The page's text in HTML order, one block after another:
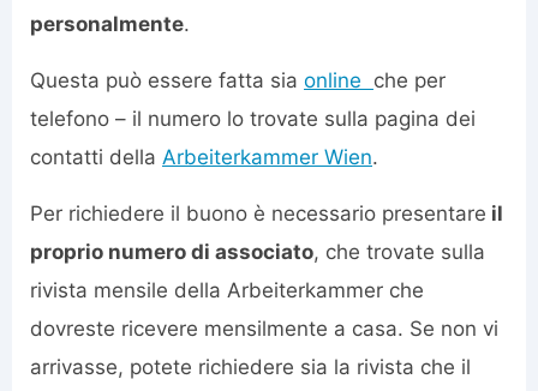
personalmente.
Questa può essere fatta sia online che per
telefono – il numero lo trovate sulla pagina dei
contatti della Arbeiterkammer Wien.
Per richiedere il buono è necessario presentare il
proprio numero di associato, che trovate sulla
rivista mensile della Arbeiterkammer che
dovreste ricevere mensilmente a casa. Se non vi
arrivasse, potete richiedere sia la rivista che il